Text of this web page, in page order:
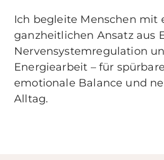
Ich begleite Menschen mit
ganzheitlichen Ansatz aus
Nervensystemregulation
Energiearbeit – für
emotionale Balance und
Alltag.